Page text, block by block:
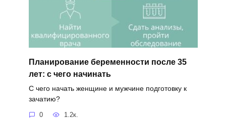
Планирование беременности после 35
лет: с чего начинать
С чего начать женщине и мужчине подготовку к
зачатию?
0 1.2к.